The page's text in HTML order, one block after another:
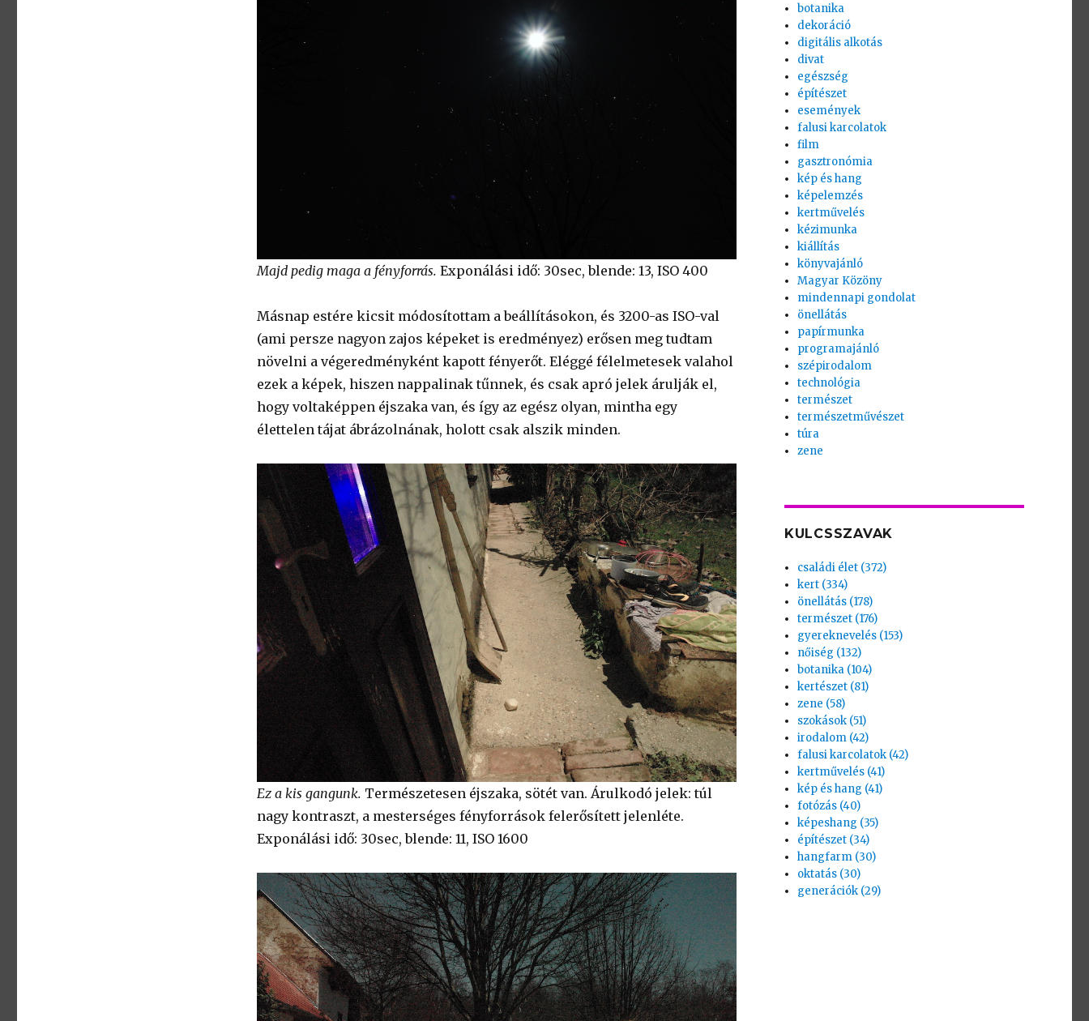
Majd pedig maga a fényforrás. Exponálási idő: 30sec, blende: 13, ISO 400
Másnap estére kicsit módosítottam a beállításokon, és 3200-as ISO-val
(ami persze nagyon zajos képeket is eredményez) erősen meg tudtam
növelni a végeredményként kapott fényerőt. Eléggé félelmetesek valahol
ezek a képek, hiszen nappalinak tűnnek, és csak apró jelek árulják el,
hogy voltaképpen éjszaka van, és így az egész olyan, mintha egy
élettelen tájat ábrázolnának, holott csak alszik minden.
Ez a kis gangunk. Természetesen éjszaka, sötét van. Árulkodó jelek: túl
nagy kontraszt, a mesterséges fényforrások felerősített jelenléte.
Exponálási idő: 30sec, blende: 11, ISO 1600
botanika
dekoráció
digitális alkotás
divat
egészség
építészet
események
falusi karcolatok
film
gasztronómia
kép és hang
képelemzés
kertművelés
kézimunka
kiállítás
könyvajánló
Magyar Közöny
mindennapi gondolat
önellátás
papírmunka
programajánló
szépirodalom
technológia
természet
természetművészet
túra
zene
KULCSSZAVAK
családi élet (372)
kert (334)
önellátás (178)
természet (176)
gyereknevelés (153)
nőiség (132)
botanika (104)
kertészet (81)
zene (58)
szokások (51)
irodalom (42)
falusi karcolatok (42)
kertművelés (41)
kép és hang (41)
fotózás (40)
képeshang (35)
építészet (34)
hangfarm (30)
oktatás (30)
generációk (29)